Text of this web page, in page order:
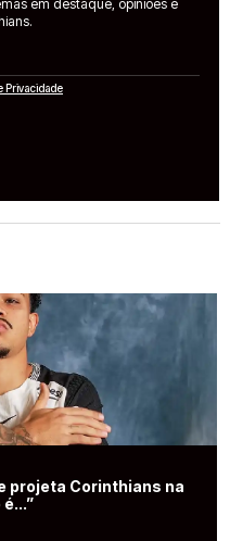
em destaque, opiniões e
Privacidade
projeta Corinthians na